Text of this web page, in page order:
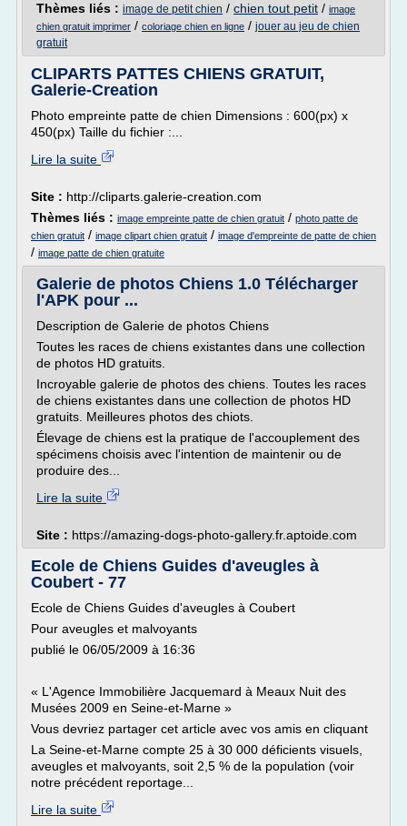
Thèmes liés : image de petit chien / chien tout petit / image
chien gratuit imprimer / coloriage chien en ligne / jouer au jeu de chien
gratuit
CLIPARTS PATTES CHIENS GRATUIT,
Galerie-Creation
Photo empreinte patte de chien Dimensions : 600(px) x
450(px) Taille du fichier :...
Lire la suite
Site : http://cliparts.galerie-creation.com
Thèmes liés : image empreinte patte de chien gratuit / photo patte de
chien gratuit / image clipart chien gratuit / image d'empreinte de patte de chien
/ image patte de chien gratuite
Galerie de photos Chiens 1.0 Télécharger
l'APK pour ...
Description de Galerie de photos Chiens
Toutes les races de chiens existantes dans une collection
de photos HD gratuits.
Incroyable galerie de photos des chiens. Toutes les races
de chiens existantes dans une collection de photos HD
gratuits. Meilleures photos des chiots.
Élevage de chiens est la pratique de l'accouplement des
spécimens choisis avec l'intention de maintenir ou de
produire des...
Lire la suite
Site : https://amazing-dogs-photo-gallery.fr.aptoide.com
Ecole de Chiens Guides d'aveugles à
Coubert - 77
Ecole de Chiens Guides d'aveugles à Coubert
Pour aveugles et malvoyants
publié le 06/05/2009 à 16:36
« L'Agence Immobilière Jacquemard à Meaux Nuit des
Musées 2009 en Seine-et-Marne »
Vous devriez partager cet article avec vos amis en cliquant
La Seine-et-Marne compte 25 à 30 000 déficients visuels,
aveugles et malvoyants, soit 2,5 % de la population (voir
notre précédent reportage...
Lire la suite